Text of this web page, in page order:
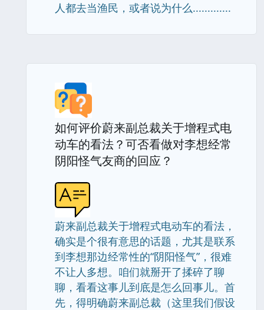
人都去当渔民，或者说为什么.............
如何评价蔚来副总裁关于增程式电
动车的看法？可否看做对李想经常
阴阳怪气友商的回应？
蔚来副总裁关于增程式电动车的看法，
确实是个很有意思的话题，尤其是联系
到李想那边经常性的“阴阳怪气”，很难
不让人多想。咱们就掰开了揉碎了聊
聊，看看这事儿到底是怎么回事儿。首
先，得明确蔚来副总裁（这里我们假设